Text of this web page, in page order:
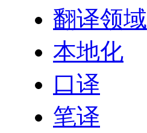
翻译领域
本地化
口译
笔译